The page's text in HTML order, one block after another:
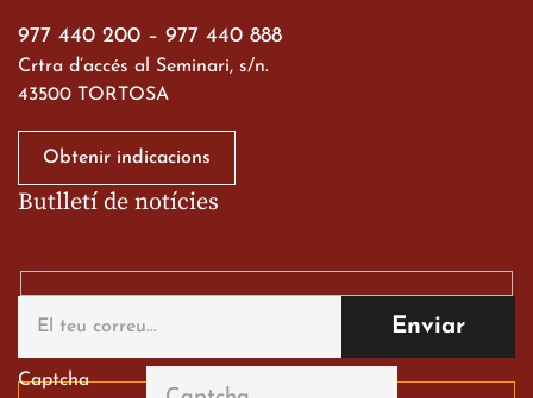
alumnes al Tortosa
English Festival
13 de març de 2026
977 440 200 – 977 440 888
Crtra d’accés al Seminari, s/n.
43500 TORTOSA
Obtenir indicacions
Butlletí de notícies
Captcha